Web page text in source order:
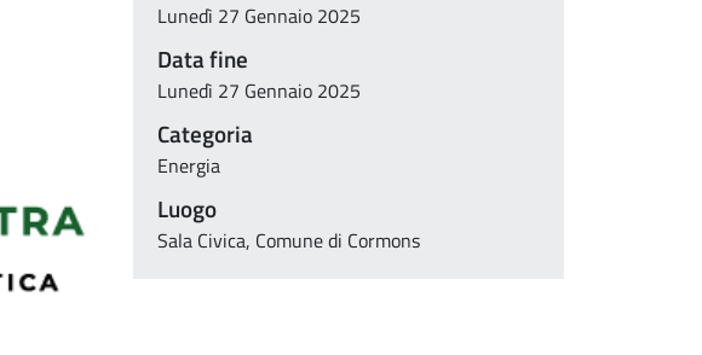
Lunedì 27 Gennaio 2025
Data fine
Lunedì 27 Gennaio 2025
Categoria
Energia
Luogo
Sala Civica, Comune di Cormons